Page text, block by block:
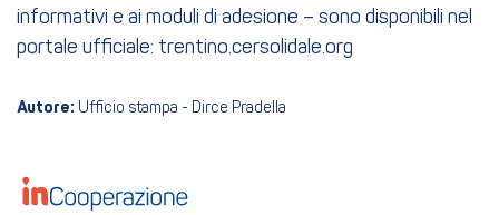
informativi e ai moduli di adesione – sono disponibili nel
portale ufficiale: trentino.cersolidale.org
Autore: Ufficio stampa - Dirce Pradella